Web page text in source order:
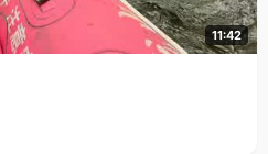
11:42